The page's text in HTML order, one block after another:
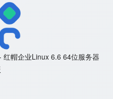
帽企业Linux 6.6 64位服务器